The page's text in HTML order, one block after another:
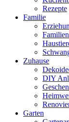
Rezepte
Familie
Zuhause
DIY
Garten